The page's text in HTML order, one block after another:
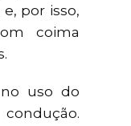
por isso,
coima
uso do